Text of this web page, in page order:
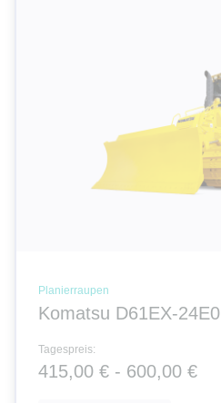
Planierraupen
Komatsu D61EX-24E0
Tagespreis:
415,00 € - 600,00 €